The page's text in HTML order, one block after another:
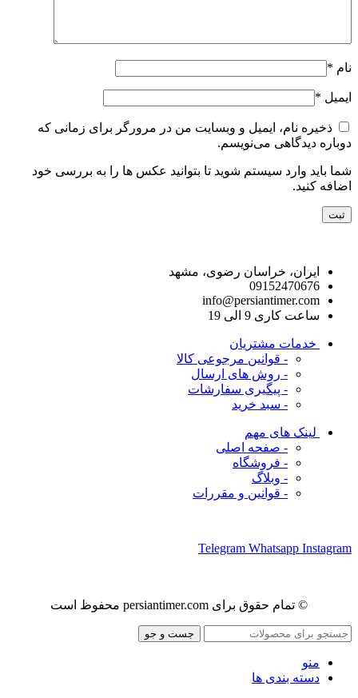
نام *
ایمیل *
ذخیره نام، ایمیل و وبسایت من در مرورگر برای زمانی که
دوباره دیدگاهی می‌نویسم.
شما باید وارد سیستم شوید تا بتوانید عکس ها را به بررسی خود
اضافه کنید.
ایران، خراسان رضوی، مشهد
09152470676
info@persiantimer.com
ساعت کاری 9 الی 19
خدمات مشتریان
- قوانین مرجوعی کالا
- روش های ارسال
- پیگیری سفارشات
- سبد خرید
لینک های مهم
- صفحه اصلی
- فروشگاه
- وبلاگ
- قوانین و مقررات
Telegram Whatsapp Instagram
© تمام حقوق برای persiantimer.com محفوظ است
جست و جو
منو
دسته بندی ها